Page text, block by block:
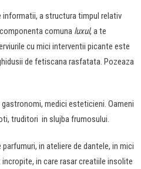
informatii, a structura timpul relativ
comuna luxul, a te
cu mici interventii picante este
de fetiscana rasfatata. Pozeaza
medici esteticieni. Oameni
truditori in slujba frumosului.
in ateliere de dantele, in mici
in care rasar creatiile insolite